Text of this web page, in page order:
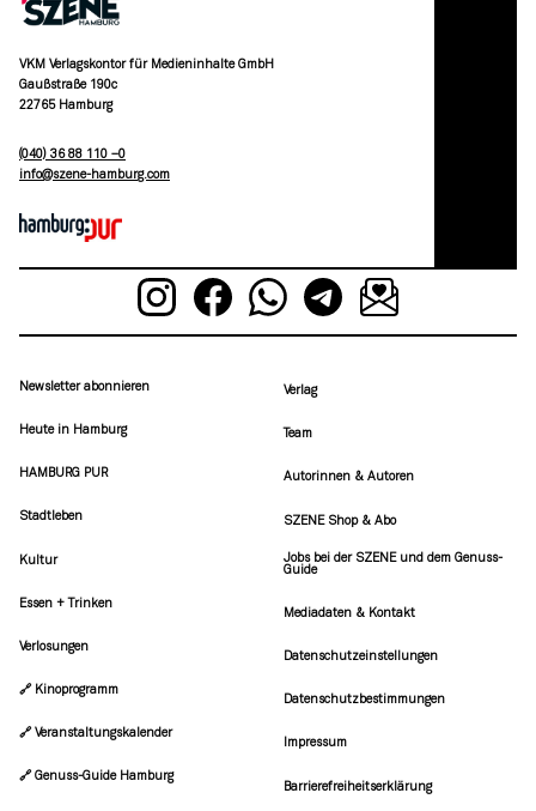
VKM Verlagskontor für Medieninhalte GmbH
Gaußstraße 190c
22765 Hamburg
(040) 36 88 110 –0
moc.grubmah-enezs@ofni
Newsletter abonnieren
Heute in Hamburg
HAMBURG PUR
Stadtleben
Kultur
Essen + Trinken
Verlosungen
🔗 Kinoprogramm
🔗 Veranstaltungskalender
🔗 Genuss-Guide Hamburg
Verlag
Team
Autorinnen & Autoren
SZENE Shop & Abo
Jobs bei der SZENE und dem Genuss-
Guide
Mediadaten & Kontakt
Datenschutzeinstellungen
Datenschutzbestimmungen
Impressum
Barrierefreiheitserklärung